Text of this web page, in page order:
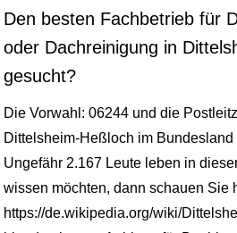
Den besten Fachbetrieb für
oder Dachreinigung in
gesucht?
Die Vorwahl: 06244 und die
Dittelsheim-Heßloch im
Ungefähr 2.167 Leute leben in
wissen möchten, dann schauen Sie
https://de.wikipedia.org/wiki/